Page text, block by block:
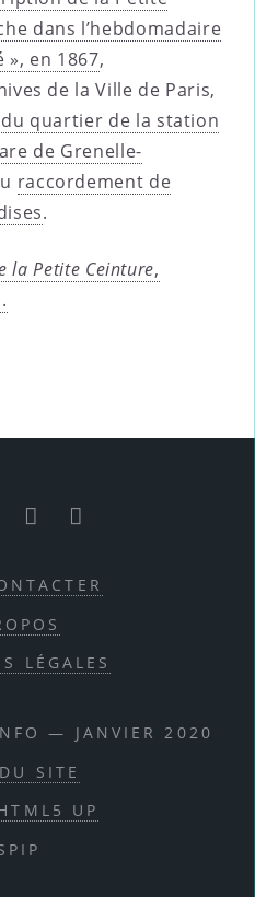
dans l’hebdomadaire
», en 1867,
de la Ville de Paris,
quartier de la station
de Grenelle-
raccordement de
.
la Petite Ceinture,
LÉGALES
— JANVIER 2020
SITE
UP